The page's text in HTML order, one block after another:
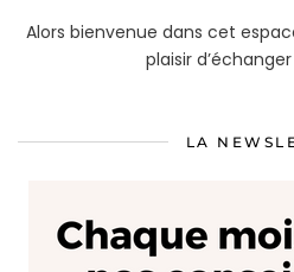
Alors bienvenue dans cet
plaisir
LA